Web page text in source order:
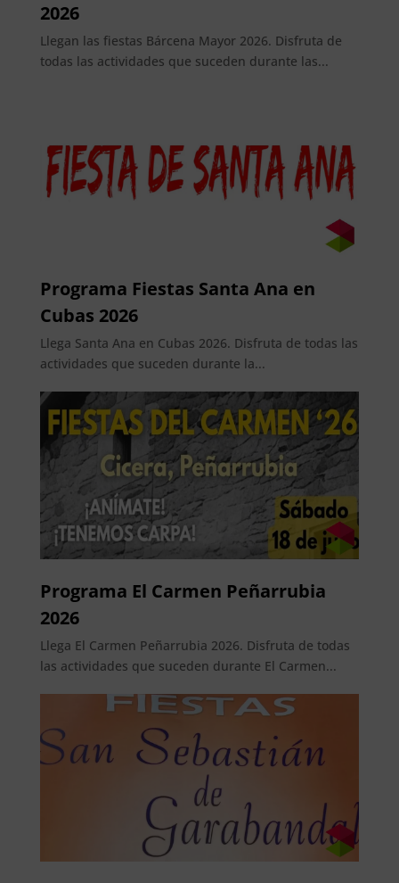
2026
Llegan las fiestas Bárcena Mayor 2026. Disfruta de
todas las actividades que suceden durante las...
Programa Fiestas Santa Ana en
Cubas 2026
Llega Santa Ana en Cubas 2026. Disfruta de todas las
actividades que suceden durante la...
Programa El Carmen Peñarrubia
2026
Llega El Carmen Peñarrubia 2026. Disfruta de todas
las actividades que suceden durante El Carmen...